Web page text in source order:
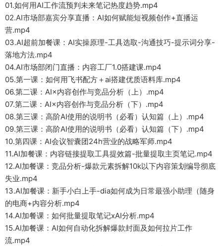
01.如何用AI工作流预判未来笔记热度趋势.mp4
02.AI市场部嘉宾分享直播：AI如何赋能短视频创作+直播运
营.mp4
03.AI超前加餐课：AI实操原理-工具选取-沟通技巧-提示词分享-
落地方法.mp4
04.AI市场部闭门直播：内容工厂1.0搭建课.mp4
05.第一课：如何用飞书配方＋ai搭建优质语料库.mp4
06.第二课：AI×内容创作与竞品分析（上）.mp4
07.第二课：AI×内容创作与竞品分析（下）.mp4
08.第三课：高阶AI使用的说明书（必看）认知篇（上）.mp4
09.第三课：高阶AI使用的说明书（必看）认知篇（下）.mp4
10.第四课：AI会议智囊团24h营业的战略军师.mp4
11.AI加餐课：内容链接提取工具提效篇-批量提取主页笔记.mp4
12.AI加餐课：竞品分析-爆款元素拆解10k以下内容策划编导彻底
失业.mp4
13.AI加餐课：新手小白上手-dia如何成为日常最强小助理（随身
的电商+内容分析.mp4
14.AI加餐课：如何批量提取笔记xAI分析.mp4
15.AI加餐课：AI如何自动化拆解爆款封面及如何拉片工作
流.mp4